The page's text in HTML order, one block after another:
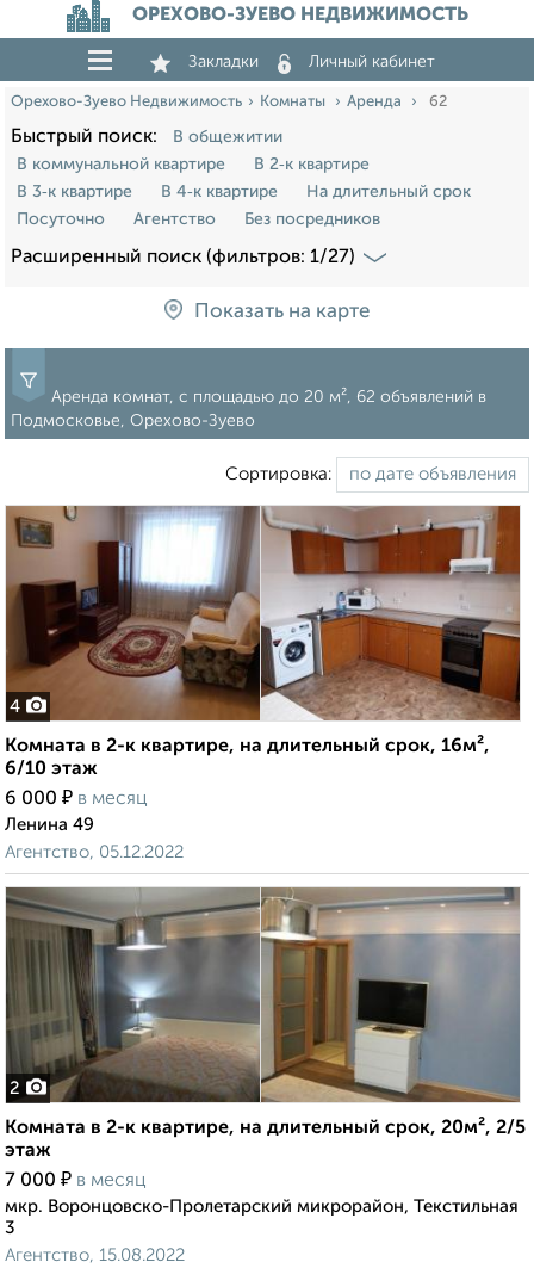
ОРЕХОВО-ЗУЕВО НЕДВИЖИМОСТЬ
Закладки Личный кабинет
Орехово-Зуево Недвижимость Комнаты Аренда 62
Быстрый поиск:
В общежитии
В коммунальной квартире
В 2‑к квартире
В 3‑к квартире
В 4‑к квартире
На длительный срок
Посуточно
Агентство Без посредников
Расширенный поиск (фильтров: 1/27)
Показать на карте
Аренда комнат, c площадью до 20 м², 62 объявлений в
Подмосковье, Орехово-Зуево
Сортировка:
4
Комната в 2-к квартире, на длительный срок, 16м²,
6/10 этаж
6 000 ₽ в месяц
Ленина 49
Агентство, 05.12.2022
2
Комната в 2-к квартире, на длительный срок, 20м², 2/5
этаж
7 000 ₽ в месяц
мкр. Воронцовско-Пролетарский микрорайон, Текстильная
3
Агентство, 15.08.2022